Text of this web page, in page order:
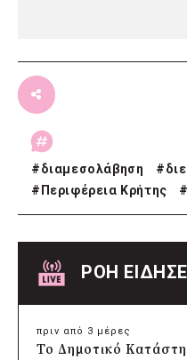
#διαμεσολάβηση #
# Περιφέρεια Κρήτης
ΡΟΗ
πριν από 3 μέρες
Το Δημοτικό